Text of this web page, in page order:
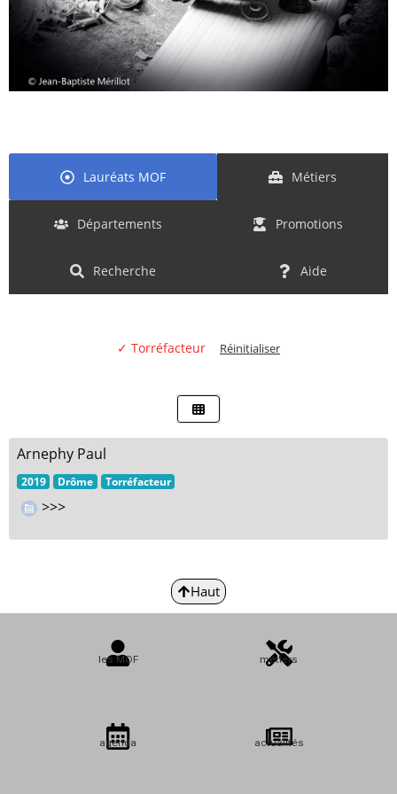
Lauréats MOF Métiers
Départements Promotions
Recherche Aide
✓ Torréfacteur Réinitialiser
Arnephy Paul
2019 Drôme Torréfacteur
>>>
Haut
les MOF métiers
agenda actualités